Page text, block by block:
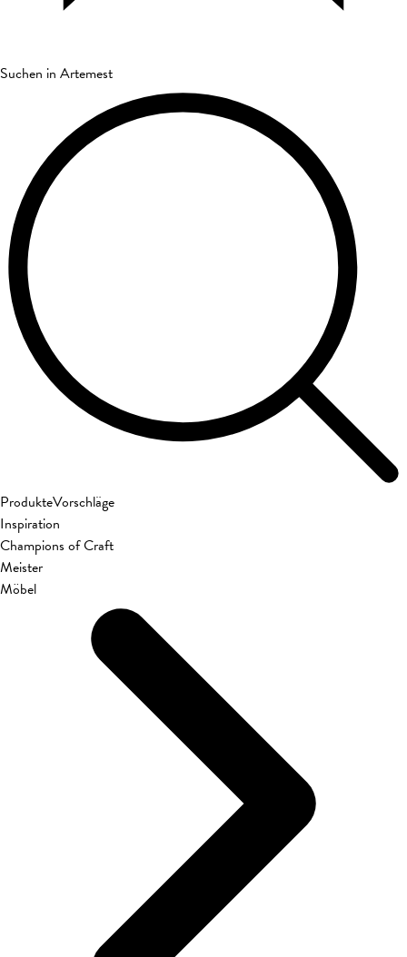
Suchen in Artemest
ProdukteVorschläge
Inspiration
Champions of Craft
Meister
Möbel